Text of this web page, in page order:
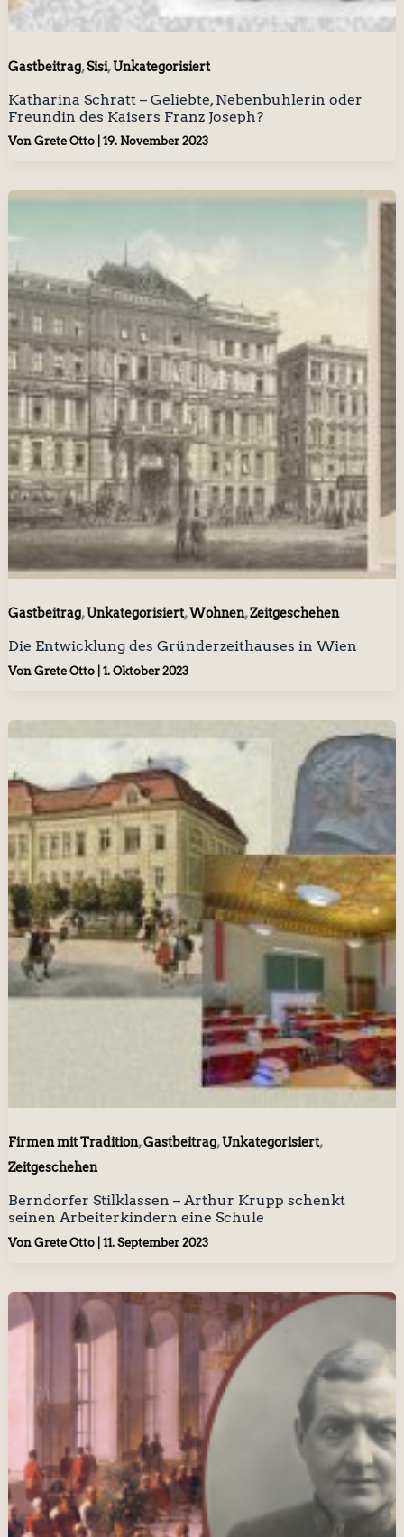
Gastbeitrag,Sisi,Unkategorisiert
Katharina Schratt – Geliebte, Nebenbuhlerin oder
Freundin des Kaisers Franz Joseph?
Von Grete Otto 19. November 2023
Gastbeitrag,Unkategorisiert,Wohnen,Zeitgeschehen
Die Entwicklung des Gründerzeithauses in Wien
Von Grete Otto 1. Oktober 2023
Firmen mit Tradition,Gastbeitrag,Unkategorisiert,
Zeitgeschehen
Berndorfer Stilklassen – Arthur Krupp schenkt
seinen Arbeiterkindern eine Schule
Von Grete Otto 11. September 2023